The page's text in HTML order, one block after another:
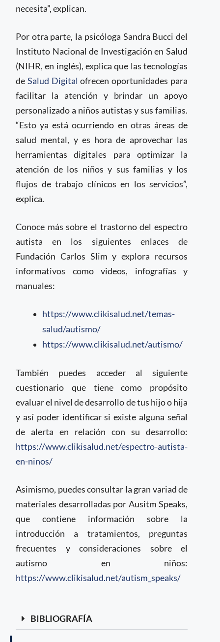
necesita”, explican.
Por otra parte, la psicóloga Sandra Bucci del
Instituto Nacional de Investigación en Salud
(NIHR, en inglés), explica que las tecnologías
de Salud Digital ofrecen oportunidades para
facilitar la atención y brindar un apoyo
personalizado a niños autistas y sus familias.
“Esto ya está ocurriendo en otras áreas de
salud mental, y es hora de aprovechar las
herramientas digitales para optimizar la
atención de los niños y sus familias y los
flujos de trabajo clínicos en los servicios”,
explica.
Conoce más sobre el trastorno del espectro
autista en los siguientes enlaces de
Fundación Carlos Slim y explora recursos
informativos como videos, infografías y
manuales:
https://www.clikisalud.net/temas-
salud/autismo/
https://www.clikisalud.net/autismo/
También puedes acceder al siguiente
cuestionario que tiene como propósito
evaluar el nivel de desarrollo de tus hijo o hija
y así poder identificar si existe alguna señal
de alerta en relación con su desarrollo:
https://www.clikisalud.net/espectro-autista-
en-ninos/
Asimismo, puedes consultar la gran variad de
materiales desarrolladas por Ausitm Speaks,
que contiene información sobre la
introducción a tratamientos, preguntas
frecuentes y consideraciones sobre el
autismo en niños:
https://www.clikisalud.net/autism_speaks/
BIBLIOGRAFÍA